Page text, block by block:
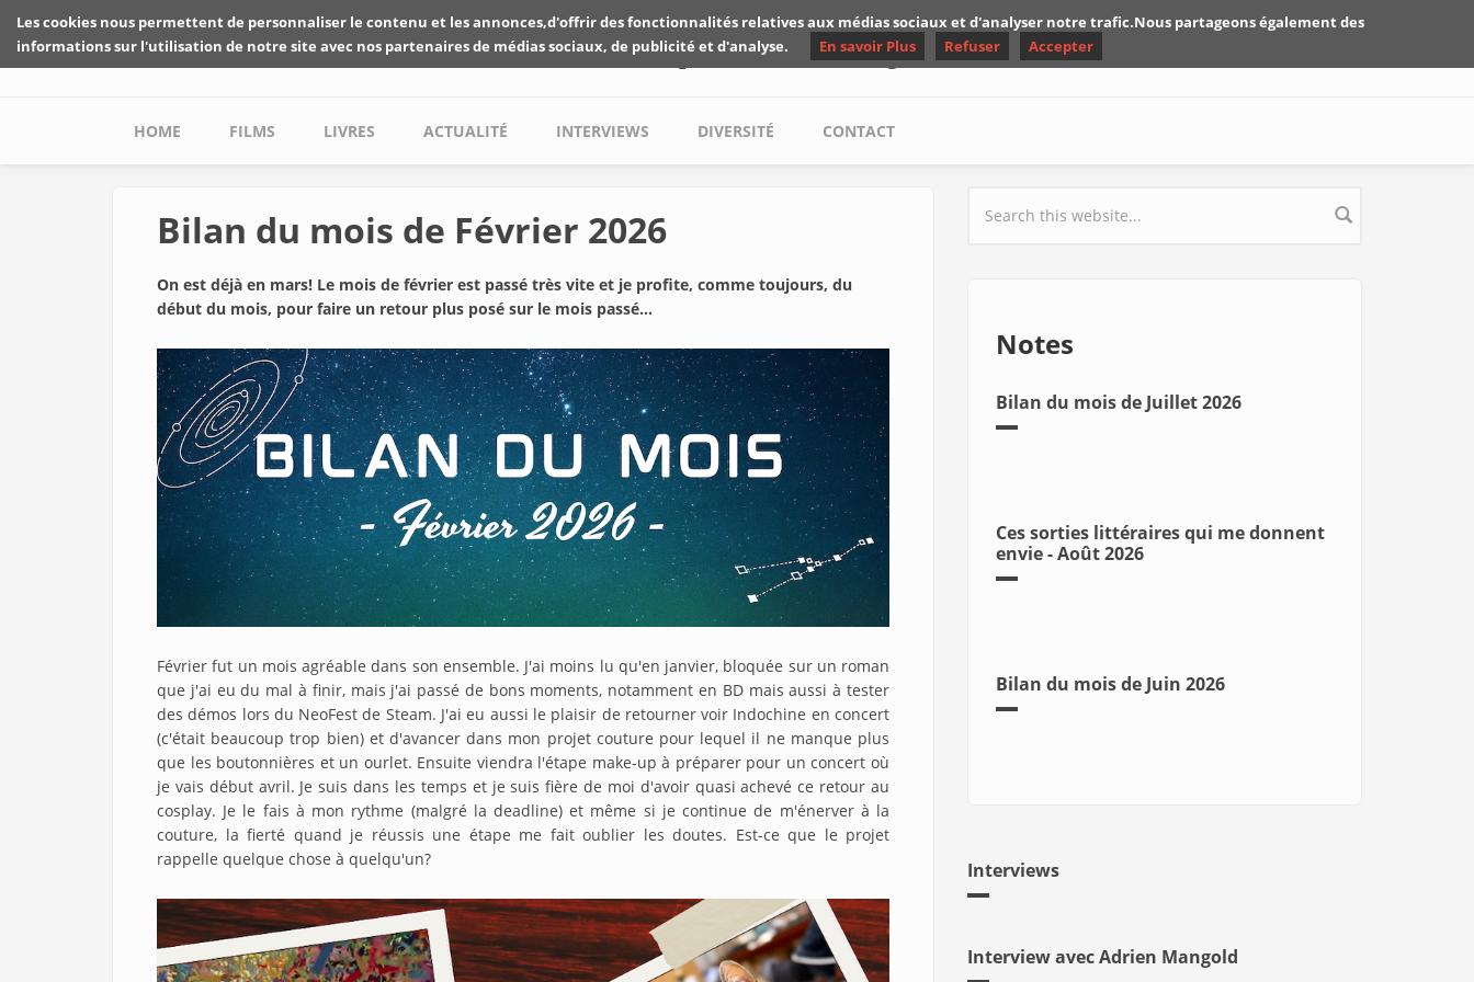
Skip to main content
Les critiques de Yuyine
Main menu
HOME FILMS LIVRES ACTUALITÉ INTERVIEWS DIVERSITÉ CONTACT
Bilan du mois de Février 2026
On est déjà en mars! Le mois de février est passé très vite et je profite, comme toujours, du
début du mois, pour faire un retour plus posé sur le mois passé...
Février fut un mois agréable dans son ensemble. J'ai moins lu qu'en janvier, bloquée sur un roman
que j'ai eu du mal à finir, mais j'ai passé de bons moments, notamment en BD mais aussi à tester
des démos lors du NeoFest de Steam. J'ai eu aussi le plaisir de retourner voir Indochine en concert
(c'était beaucoup trop bien) et d'avancer dans mon projet couture pour lequel il ne manque plus
que les boutonnières et un ourlet. Ensuite viendra l'étape make-up à préparer pour un concert où
je vais début avril. Je suis dans les temps et je suis fière de moi d'avoir quasi achevé ce retour au
cosplay. Je le fais à mon rythme (malgré la deadline) et même si je continue de m'énerver à la
couture, la fierté quand je réussis une étape me fait oublier les doutes. Est-ce que le projet
rappelle quelque chose à quelqu'un?
Search form
Notes
Bilan du mois de Juillet 2026
Ces sorties littéraires qui me donnent
envie - Août 2026
Bilan du mois de Juin 2026
Interviews
Interview avec Adrien Mangold
Les cookies nous permettent de personnaliser le contenu et les annonces,d'offrir des fonctionnalités relatives aux médias sociaux et d'analyser notre trafic.Nous partageons également des
informations sur l'utilisation de notre site avec nos partenaires de médias sociaux, de publicité et d'analyse.
En savoir Plus Refuser Accepter